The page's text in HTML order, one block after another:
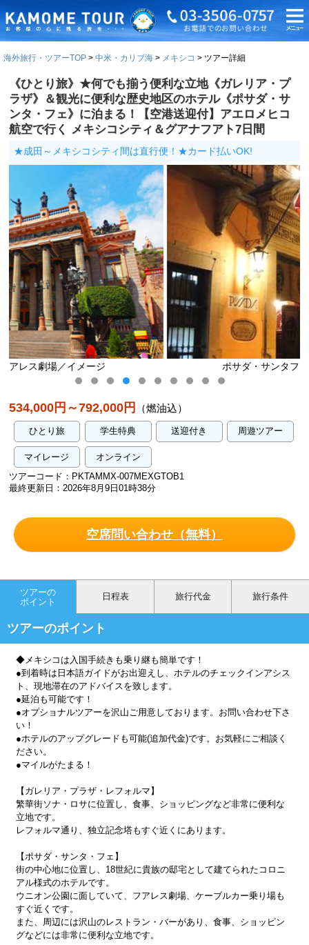
海外旅行・ツアーTOP 中米・カリブ海 メキシコ ツアー詳細
《ひとり旅》★何でも揃う便利な立地《ガレリア・プ
ラザ》＆観光に便利な歴史地区のホテル《ポサダ・サ
ンタ・フェ》に泊まる！【空港送迎付】アエロメヒコ
航空で行く メキシコシティ＆グアナフアト7日間
★成田～メキシコシティ間は直行便！★カード払いOK!
ポサダ・サンタフェ 外観（イメージ）
534,000円～792,000円 （燃油込）
ひとり旅 学生特典 送迎付き 周遊ツアー
マイレージ
オンライン
ツアーコード：PKTAMMX-007MEXGTOB1
最終更新日：2026年8月9日01時38分
空席問い合わせ（無料）
ツアーの
ポイント
日程表 旅行代金 旅行条件
ツアーのポイント
◆メキシコは入国手続きも乗り継も簡単です！
●到着時は日本語ガイドがお出迎えし、ホテルのチェックインアシス
ト、現地滞在のアドバイスを致します。
●延泊も可能です！
●オプショナルツアーを沢山ご用意しております。お問い合わせ下さ
い！
●ホテルのアップグレードも可能(追加代金)です。お気軽にご相談く
ださい。
●マイルがたまる！
【ガレリア・プラザ・レフォルマ】
繁華街ソナ・ロサに位置し、食事、ショッピングなど非常に便利な
立地です。
レフォルマ通り、独立記念塔もすぐ近くにあります。
【ポサダ・サンタ・フェ】
街の中心地に位置し、18世紀に貴族の邸宅として建てられたコロニ
アル様式のホテルです。
ウニオン公園に面していて、フアレス劇場、ケーブルカー乗り場も
すぐ近くです。
また、周辺には沢山のレストラン・バーがあり、食事、ショッピン
グなどには非常に便利な立地です。